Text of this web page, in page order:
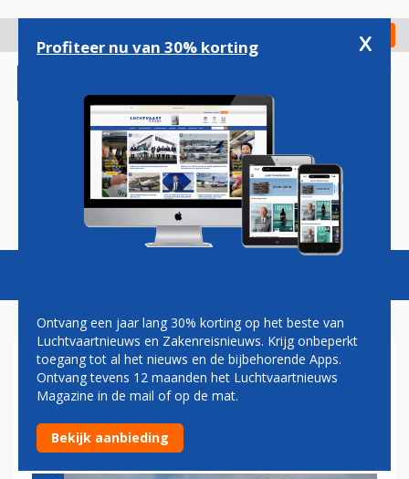
gaan
Check in
Magazine Podcasts Vacatures
LUFTHANSA NEEMT OUDE
BOEING 747-400'S WEER IN
DIENST
Profiteer nu van 30% korting x
Ontvang een jaar lang 30% korting op het beste van
Luchtvaartnieuws en Zakenreisnieuws. Krijg onbeperkt
toegang tot al het nieuws en de bijbehorende Apps.
Ontvang tevens 12 maanden het Luchtvaartnieuws
Magazine in de mail of op de mat.
Bekijk aanbieding